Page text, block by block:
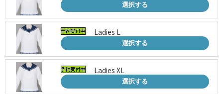
選択する
Ladies L
選択する
Ladies XL
選択する